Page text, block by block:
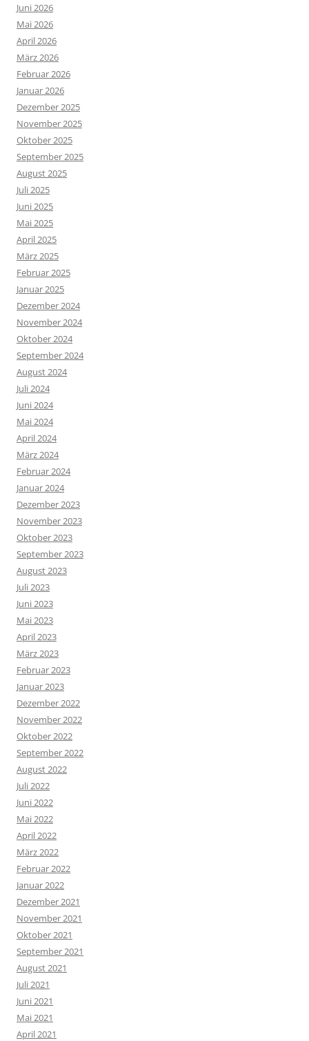
Juni 2026
Mai 2026
April 2026
März 2026
Februar 2026
Januar 2026
Dezember 2025
November 2025
Oktober 2025
September 2025
August 2025
Juli 2025
Juni 2025
Mai 2025
April 2025
März 2025
Februar 2025
Januar 2025
Dezember 2024
November 2024
Oktober 2024
September 2024
August 2024
Juli 2024
Juni 2024
Mai 2024
April 2024
März 2024
Februar 2024
Januar 2024
Dezember 2023
November 2023
Oktober 2023
September 2023
August 2023
Juli 2023
Juni 2023
Mai 2023
April 2023
März 2023
Februar 2023
Januar 2023
Dezember 2022
November 2022
Oktober 2022
September 2022
August 2022
Juli 2022
Juni 2022
Mai 2022
April 2022
März 2022
Februar 2022
Januar 2022
Dezember 2021
November 2021
Oktober 2021
September 2021
August 2021
Juli 2021
Juni 2021
Mai 2021
April 2021